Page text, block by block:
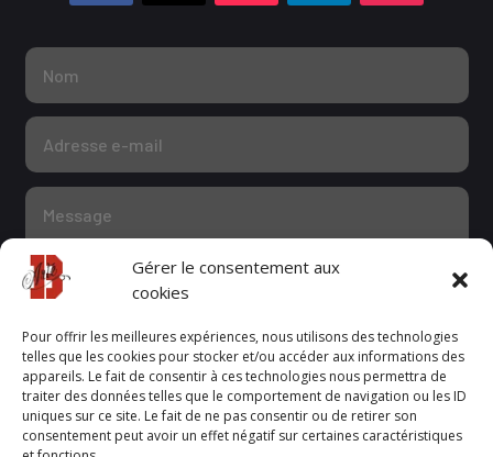
Gérer le consentement aux
cookies
Pour offrir les meilleures expériences, nous utilisons des technologies
telles que les cookies pour stocker et/ou accéder aux informations des
appareils. Le fait de consentir à ces technologies nous permettra de
traiter des données telles que le comportement de navigation ou les ID
uniques sur ce site. Le fait de ne pas consentir ou de retirer son
consentement peut avoir un effet négatif sur certaines caractéristiques
Confidentialité
J'accepte la politique de confidentialité